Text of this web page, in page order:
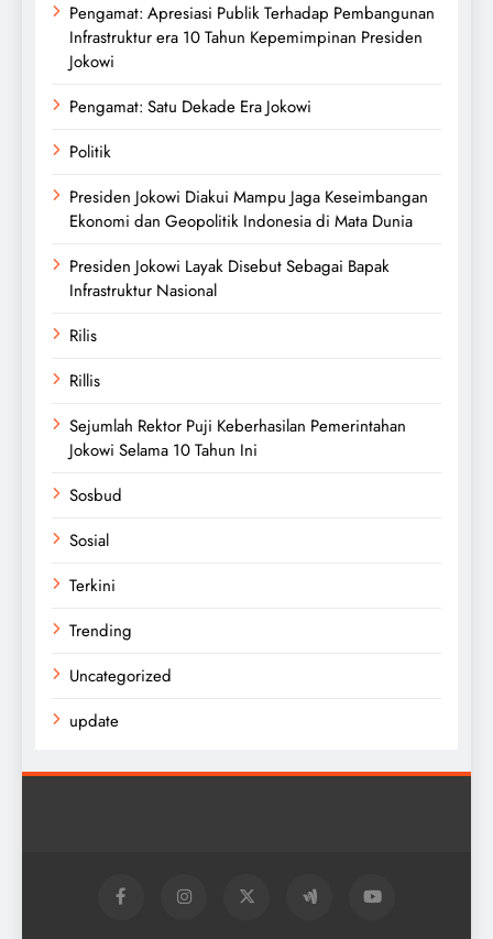
Pengamat: Apresiasi Publik Terhadap Pembangunan
Infrastruktur era 10 Tahun Kepemimpinan Presiden
Jokowi
Pengamat: Satu Dekade Era Jokowi
Politik
Presiden Jokowi Diakui Mampu Jaga Keseimbangan
Ekonomi dan Geopolitik Indonesia di Mata Dunia
Presiden Jokowi Layak Disebut Sebagai Bapak
Infrastruktur Nasional
Rilis
Rillis
Sejumlah Rektor Puji Keberhasilan Pemerintahan
Jokowi Selama 10 Tahun Ini
Sosbud
Sosial
Terkini
Trending
Uncategorized
update